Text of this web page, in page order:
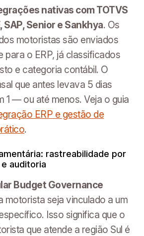
nativas com TOTVS
SAP, Senior e Sankhya. Os
motoristas são enviados
para o ERP, já classificados
e categoria contábil. O
que antes levava 5 dias
1 — ou até menos. Veja o guia
ERP e gestão de
.
rastreabilidade por
auditoria
Budget Governance
motorista seja vinculado a um
Isso significa que o
que atende a região Sul é